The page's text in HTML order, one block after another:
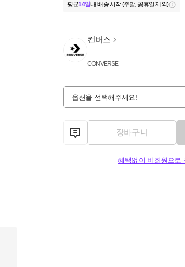
평균14일내 배송 시작 (주말, 공휴일 제외)
컨버스
CONVERSE
옵션을 선택해주세요!
장바구니
혜택없이 비회원으로